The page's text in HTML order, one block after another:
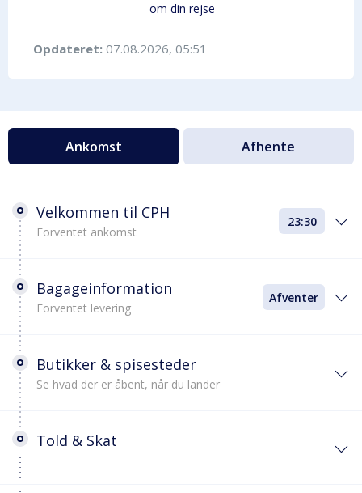
om din rejse
Opdateret: 07.08.2026, 05:51
Ankomst Afhente
Velkommen til CPH
Forventet ankomst
23:30
Bagageinformation
Forventet levering
Afventer
Butikker & spisesteder
Se hvad der er åbent, når du lander
Told & Skat